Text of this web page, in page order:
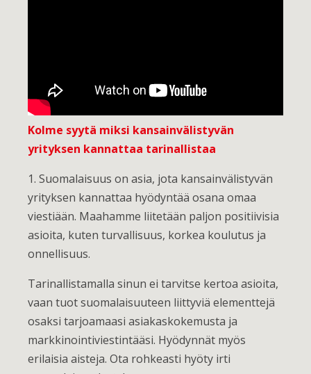
Kolme syytä miksi kansainvälistyvän
yrityksen kannattaa tarinallistaa
1. Suomalaisuus on asia, jota kansainvälistyvän
yrityksen kannattaa hyödyntää osana omaa
viestiään. Maahamme liitetään paljon positiivisia
asioita, kuten turvallisuus, korkea koulutus ja
onnellisuus.
Tarinallistamalla sinun ei tarvitse kertoa asioita,
vaan tuot suomalaisuuteen liittyviä elementtejä
osaksi tarjoamaasi asiakaskokemusta ja
markkinointiviestintääsi. Hyödynnät myös
erilaisia aisteja. Ota rohkeasti hyöty irti